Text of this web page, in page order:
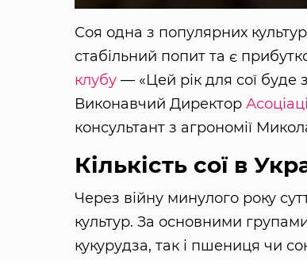
Соя одна з популярних
стабільний попит та є
клубу— «Цей рік для сої буде
Виконавчий Директор
консультант з агрономії
Кількість сої в
Через війну минулого року
культур. За основними
кукурудза, так і пшениця чи